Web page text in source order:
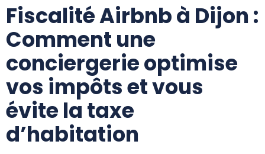
Fiscalité Airbnb à Dijon :
Comment une
conciergerie optimise
vos impôts et vous
évite la taxe
d’habitation